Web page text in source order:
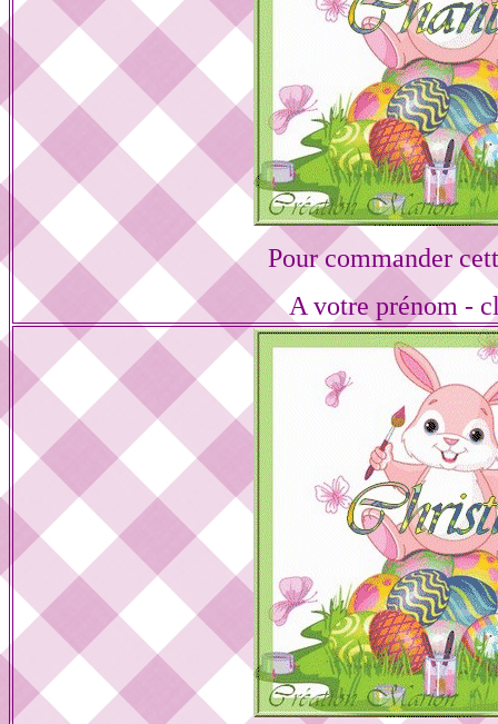
Pour commander
A votre prénom -